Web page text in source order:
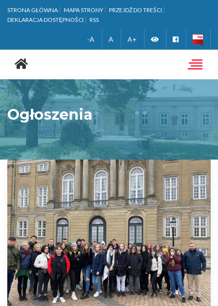
STRONA GŁÓWNA MAPA STRONY
PRZEJDŹ DO TREŚCI
DEKLARACJA DOSTĘPNOŚCI
RSS
-A A A+ Zmień
kontrastową
Facebook
Toggle
główna
Ogłoszenia